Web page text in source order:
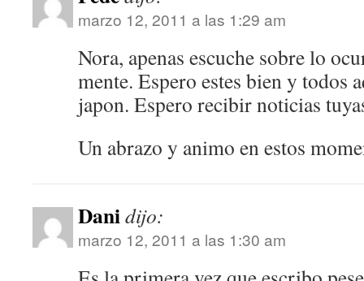
marzo 12, 2011 a las 1:29 am
Nora, apenas escuche sobre lo
mente. Espero estes bien y todos
japon. Espero recibir noticias
Un abrazo y animo en estos
Danidijo:
marzo 12, 2011 a las 1:30 am